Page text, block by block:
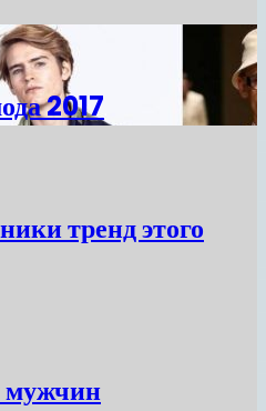
2017
тренд этого
мужчин